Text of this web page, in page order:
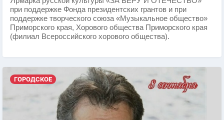
при поддержке Фонда президентских грантов и при
поддержке творческого союза «Музыкальное общество»
Приморского края, Хорового общества Приморского края
(филиал Всероссийского хорового общества).
ГОРОДСКОЕ